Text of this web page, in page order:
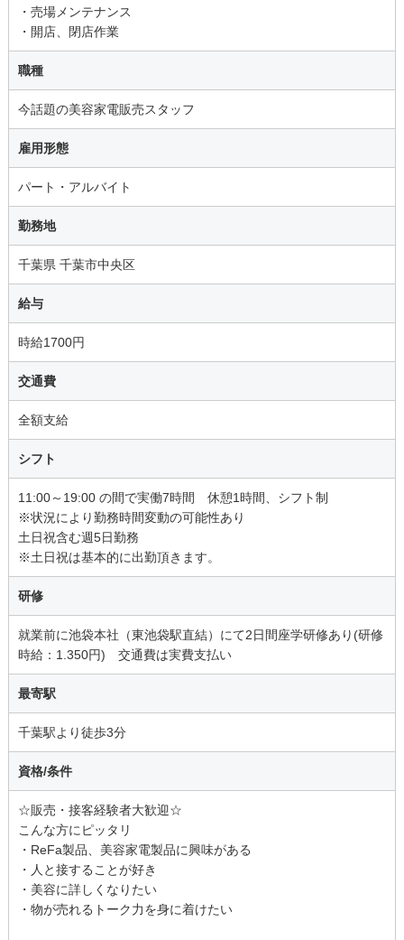
・売場メンテナンス
・開店、閉店作業
職種
今話題の美容家電販売スタッフ
雇用形態
パート・アルバイト
勤務地
千葉県 千葉市中央区
給与
時給1700円
交通費
全額支給
シフト
11:00～19:00 の間で実働7時間 休憩1時間、シフト制
※状況により勤務時間変動の可能性あり
土日祝含む週5日勤務
※土日祝は基本的に出勤頂きます。
研修
就業前に池袋本社（東池袋駅直結）にて2日間座学研修あり(研修
時給：1.350円) 交通費は実費支払い
最寄駅
千葉駅より徒歩3分
資格/条件
☆販売・接客経験者大歓迎☆
こんな方にピッタリ
・ReFa製品、美容家電製品に興味がある
・人と接することが好き
・美容に詳しくなりたい
・物が売れるトーク力を身に着けたい